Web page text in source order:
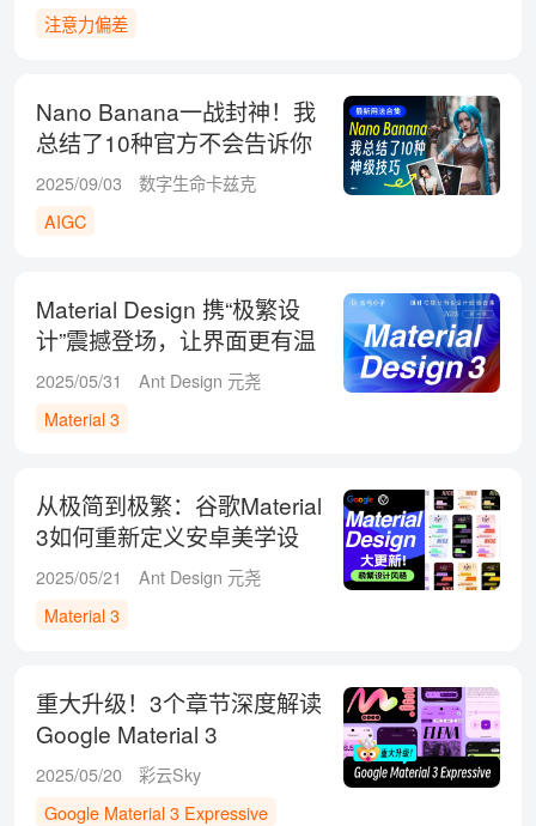
注意力偏差
Nano Banana一战封神！我
总结了10种官方不会告诉你
的神级技巧
2025/09/03
数字生命卡兹克
AIGC
Material Design 携“极繁设
计”震撼登场，让界面更有温
度！
2025/05/31
Ant Design 元尧
Material 3
从极简到极繁：谷歌Material
3如何重新定义安卓美学设
计？
2025/05/21
Ant Design 元尧
Material 3
重大升级！3个章节深度解读
Google Material 3
Expressive
2025/05/20
彩云Sky
Google Material 3 Expressive